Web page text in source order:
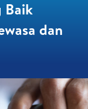
Baik
dan